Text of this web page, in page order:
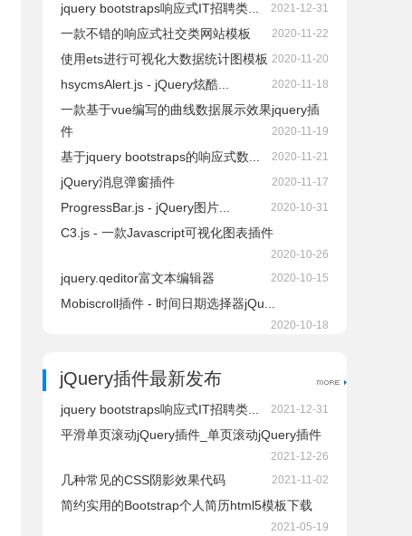
jquery bootstraps响应式IT招聘类... 2021-12-31
一款不错的响应式社交类网站模板 2020-11-22
使用ets进行可视化大数据统计图模板 2020-11-20
hsycmsAlert.js - jQuery炫酷... 2020-11-18
一款基于vue编写的曲线数据展示效果jquery插
件
2020-11-19
基于jquery bootstraps的响应式数... 2020-11-21
jQuery消息弹窗插件 2020-11-17
ProgressBar.js - jQuery图片... 2020-10-31
C3.js - 一款Javascript可视化图表插件
2020-10-26
jquery.qeditor富文本编辑器 2020-10-15
Mobiscroll插件 - 时间日期选择器jQu...
2020-10-18
jQuery插件最新发布
jquery bootstraps响应式IT招聘类... 2021-12-31
平滑单页滚动jQuery插件_单页滚动jQuery插件
2021-12-26
几种常见的CSS阴影效果代码 2021-11-02
简约实用的Bootstrap个人简历html5模板下载
2021-05-19